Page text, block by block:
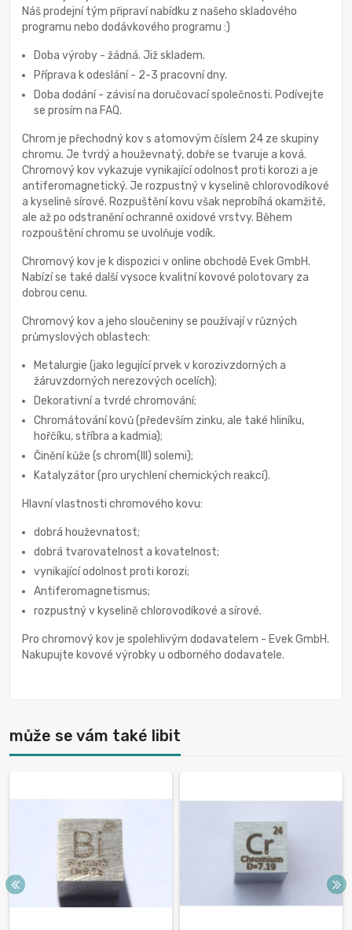
Náš prodejní tým připraví nabídku z našeho skladového
programu nebo dodávkového programu :)
Doba výroby - žádná. Již skladem.
Příprava k odeslání - 2-3 pracovní dny.
Doba dodání - závisí na doručovací společnosti. Podívejte
se prosím na FAQ.
Chrom je přechodný kov s atomovým číslem 24 ze skupiny
chromu. Je tvrdý a houževnatý, dobře se tvaruje a ková.
Chromový kov vykazuje vynikající odolnost proti korozi a je
antiferomagnetický. Je rozpustný v kyselině chlorovodíkové
a kyselině sírové. Rozpuštění kovu však neprobíhá okamžitě,
ale až po odstranění ochranné oxidové vrstvy. Během
rozpouštění chromu se uvolňuje vodík.
Chromový kov je k dispozici v online obchodě Evek GmbH.
Nabízí se také další vysoce kvalitní kovové polotovary za
dobrou cenu.
Chromový kov a jeho sloučeniny se používají v různých
průmyslových oblastech:
Metalurgie (jako legující prvek v korozivzdorných a
žáruvzdorných nerezových ocelích);
Dekorativní a tvrdé chromování;
Chromátování kovů (především zinku, ale také hliníku,
hořčíku, stříbra a kadmia);
Činění kůže (s chrom(III) solemi);
Katalyzátor (pro urychlení chemických reakcí).
Hlavní vlastnosti chromového kovu:
dobrá houževnatost;
dobrá tvarovatelnost a kovatelnost;
vynikající odolnost proti korozi;
Antiferomagnetismus;
rozpustný v kyselině chlorovodíkové a sírové.
Pro chromový kov je spolehlivým dodavatelem - Evek GmbH.
Nakupujte kovové výrobky u odborného dodavatele.
může se vám také libit